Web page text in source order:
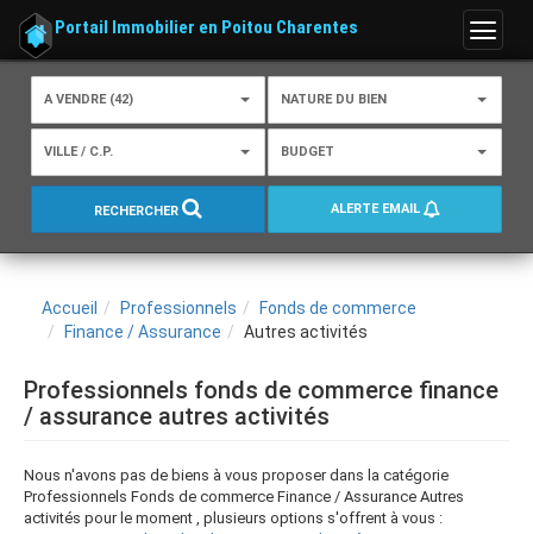
Menu
Portail Immobilier en Poitou Charentes
A VENDRE (42) NATURE DU BIEN
VILLE / C.P. BUDGET
RECHERCHER ALERTE EMAIL
Accueil Professionnels
Fonds de commerce
Finance / Assurance
Autres activités
Professionnels fonds de commerce finance
/ assurance autres activités
Nous n'avons pas de biens à vous proposer dans la catégorie
Professionnels Fonds de commerce Finance / Assurance Autres
activités pour le moment , plusieurs options s'offrent à vous :